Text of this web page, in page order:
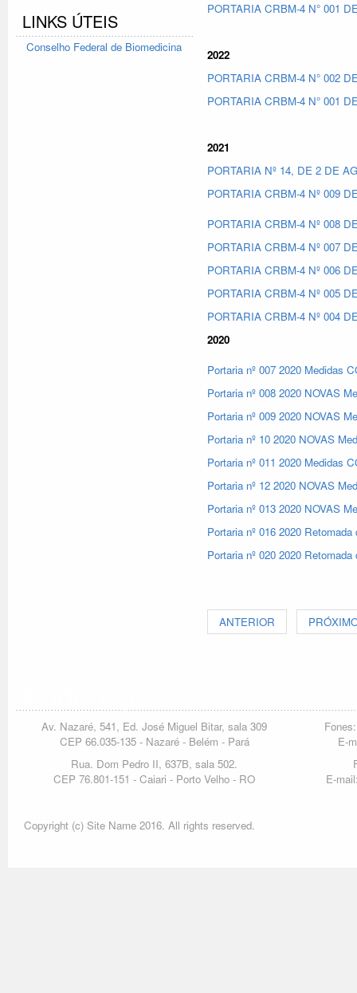
LINKS ÚTEIS
Conselho Federal de Biomedicina
PORTARIA CRBM-4 N° 001
2022
PORTARIA CRBM-4 N° 002
PORTARIA CRBM-4 N° 001
2021
PORTARIA Nº 14, DE 2 DE
PORTARIA CRBM-4 Nº 009
PORTARIA CRBM-4 Nº 008
PORTARIA CRBM-4 Nº 007
PORTARIA CRBM-4 Nº 006
PORTARIA CRBM-4 Nº 005
PORTARIA CRBM-4 Nº 004
2020
Portaria nº 007 2020 Medidas
Portaria nº 008 2020 NOVAS
Portaria nº 009 2020 NOVAS
Portaria nº 10 2020 NOVAS
Portaria nº 011 2020 Medidas
Portaria nº 12 2020 NOVAS
Portaria nº 013 2020 NOVAS
Portaria nº 016 2020
Portaria nº 020 2020
ANTERIOR
Av. Nazaré, 541, Ed. José Miguel Bitar, sala 309
CEP 66.035-135 - Nazaré - Belém - Pará
E-
Rua. Dom Pedro II, 637B, sala 502.
CEP 76.801-151 - Caiari - Porto Velho - RO
E-
Copyright (c) Site Name 2016. All rights reserved.